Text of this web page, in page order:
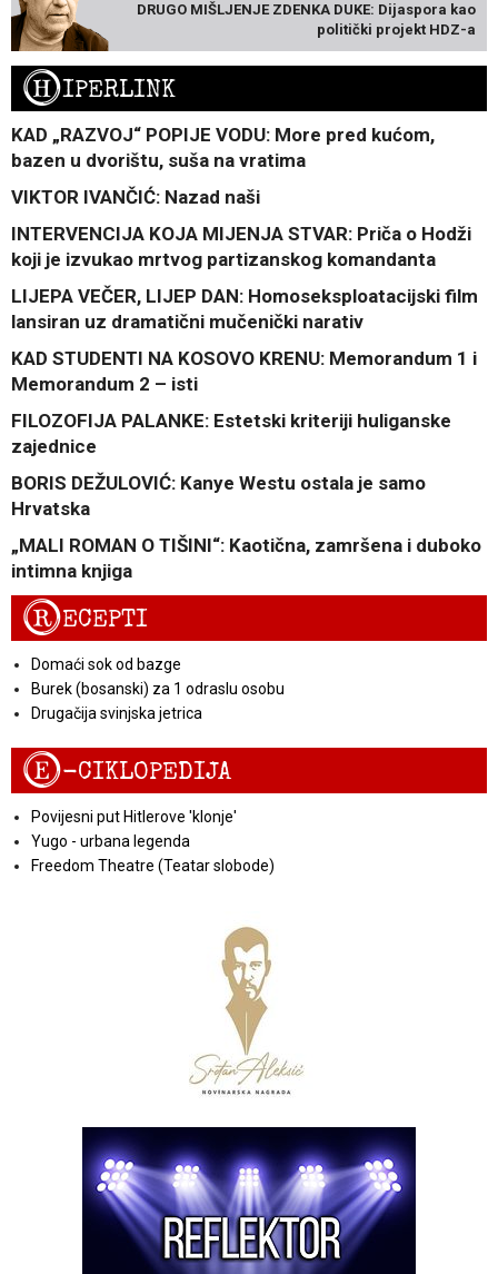
DRUGO MIŠLJENJE ZDENKA DUKE: Dijaspora kao
politički projekt HDZ-a
HIPERLINK
KAD „RAZVOJ“ POPIJE VODU: More pred kućom,
bazen u dvorištu, suša na vratima
VIKTOR IVANČIĆ: Nazad naši
INTERVENCIJA KOJA MIJENJA STVAR: Priča o Hodži
koji je izvukao mrtvog partizanskog komandanta
LIJEPA VEČER, LIJEP DAN: Homoseksploatacijski film
lansiran uz dramatični mučenički narativ
KAD STUDENTI NA KOSOVO KRENU: Memorandum 1 i
Memorandum 2 – isti
FILOZOFIJA PALANKE: Estetski kriteriji huliganske
zajednice
BORIS DEŽULOVIĆ: Kanye Westu ostala je samo
Hrvatska
„MALI ROMAN O TIŠINI“: Kaotična, zamršena i duboko
intimna knjiga
RECEPTI
Domaći sok od bazge
Burek (bosanski) za 1 odraslu osobu
Drugačija svinjska jetrica
E-CIKLOPEDIJA
Povijesni put Hitlerove 'klonje'
Yugo - urbana legenda
Freedom Theatre (Teatar slobode)